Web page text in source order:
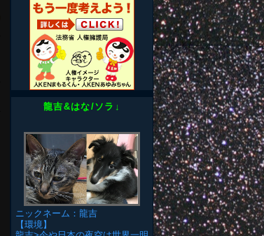
龍吉&はな/ソラ↓
ニックネーム：龍吉
【環境】